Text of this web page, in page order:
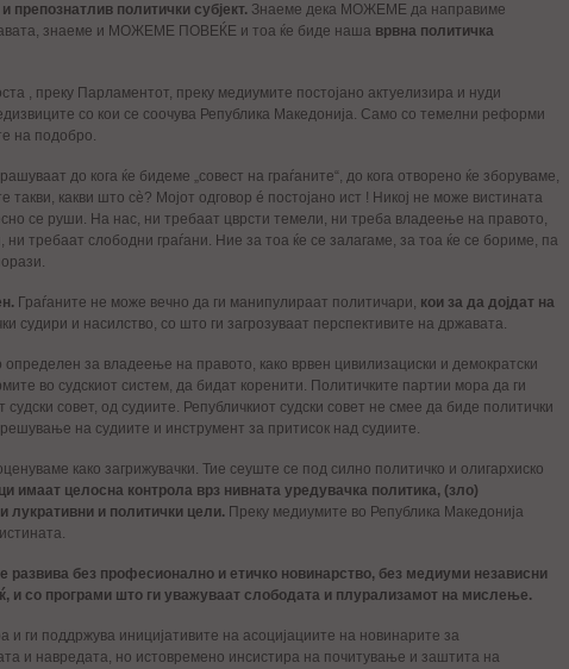
препознатлив политички субјект. Знаеме дека МОЖЕМЕ да направиме
знаеме и МОЖЕМЕ ПОВЕЌЕ и тоа ќе биде наша врвна политичка
, преку Парламентот, преку медиумите постојано актуелизира и нуди
со кои се соочува Република Македонија. Само со темелни реформи
на подобро.
до кога ќе бидеме „совест на граѓаните“, до кога отворено ќе зборуваме,
такви, какви што сè? Мојот одговор é постојано ист ! Никој не може вистината
се руши. На нас, ни требаат цврсти темели, ни треба владеење на правото,
требаат слободни граѓани. Ние за тоа ќе се залагаме, за тоа ќе се бориме, па
Граѓаните не може вечно да ги манипулираат политичари, кои за да дојдат на
судири и насилство, со што ги загрозуваат перспективите на државата.
определен за владеење на правото, како врвен цивилизациски и демократски
во судскиот систем, да бидат коренити. Политичките партии мора да ги
судски совет, од судиите. Републичкиот судски совет не смее да биде политички
на судиите и инструмент за притисок над судиите.
како загрижувачки. Тие сеуште се под силно политичко и олигархиско
имаат целосна контрола врз нивната уредувачка политика, (зло)
лукративни и политички цели. Преку медиумите во Република Македонија
без професионално и етичко новинарство, без медиуми независни
и со програми што ги уважуваат слободата и плурализамот на мислење.
и ги поддржува иницијативите на асоцијациите на новинарите за
и навредата, но истовремено инсистира на почитување и заштита на